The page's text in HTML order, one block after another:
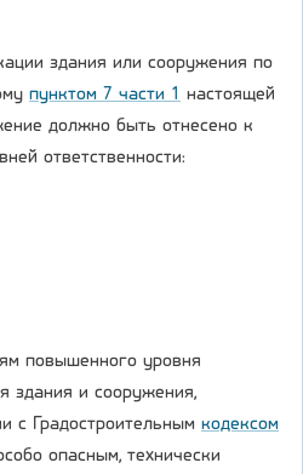
здания или сооружения по
пунктом 7 части 1 настоящей
должно быть отнесено к
ответственности:
повышенного уровня
здания и сооружения,
с Градостроительным кодексом
опасным, технически